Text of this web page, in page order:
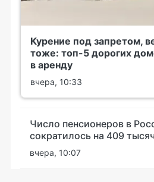
Курение под запретом,
тоже: топ-5 дорогих
в аренду
вчера, 10:33
Число пенсионеров в
сократилось на 409
вчера, 10:07